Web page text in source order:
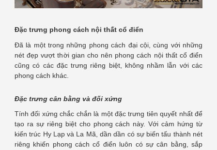
Đặc trưng phong cách nội thất cổ điển
Đã là một trong những phong cách đại cội, cùng với những
nét đẹp vượt thời gian cho nên phong cách nội thất cổ điển
cũng có các đặc trưng riêng biệt, không nhầm lẫn với các
phong cách khác.
Đặc trưng cân bằng và đối xứng
Tính đối xứng chắc chắn là một đặc trưng tiên quyết nhất để
tạo ra sự riêng biệt cho phong cách này. Với cảm hứng từ
kiến trúc Hy Lạp và La Mã, dần dần có sự biến tấu thành nét
riêng khiến phong cách cổ điển luôn có sự cân bằng, sắp